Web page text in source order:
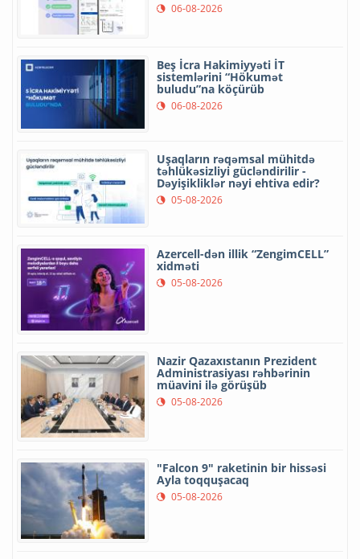
06-08-2026
Beş İcra Hakimiyyəti İT
sistemlərini “Hökumət
buludu”na köçürüb
06-08-2026
Uşaqların rəqəmsal mühitdə
təhlükəsizliyi gücləndirilir -
Dəyişikliklər nəyi ehtiva edir?
05-08-2026
Azercell-dən illik “ZengimCELL”
xidməti
05-08-2026
Nazir Qazaxıstanın Prezident
Administrasiyası rəhbərinin
müavini ilə görüşüb
05-08-2026
"Falcon 9" raketinin bir hissəsi
Ayla toqquşacaq
05-08-2026